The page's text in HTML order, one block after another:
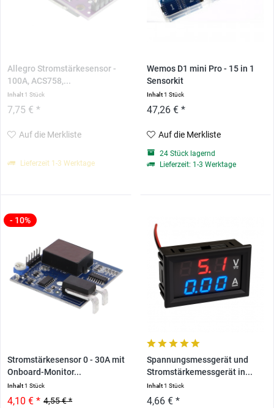
Allegro Stromstärkesensor -
100A, ACS758,...
Inhalt 1 Stück
7,75 € *
Auf die Merkliste
Lieferzeit 1-3 Werktage
Wemos D1 mini Pro - 15 in 1
Sensorkit
Inhalt1 Stück
47,26 € *
Auf die Merkliste
24 Stück lagernd
Lieferzeit: 1-3 Werktage
- 10%
Stromstärkesensor 0 - 30A mit
Onboard-Monitor...
Inhalt1 Stück
4,55 € *
4,10 € *
Spannungsmessgerät und
Stromstärkemessgerät in...
Inhalt1 Stück
4,66 € *